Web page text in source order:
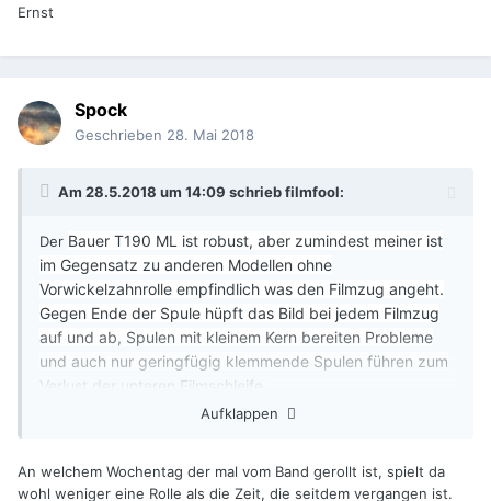
Ernst
Spock
Geschrieben 28. Mai 2018
Am 28.5.2018 um 14:09 schriebfilmfool:
Der Bauer T190 ML ist robust, aber zumindest meiner ist
im Gegensatz zu anderen Modellen ohne
Vorwickelzahnrolle empfindlich was den Filmzug angeht.
Gegen Ende der Spule hüpft das Bild bei jedem Filmzug
auf und ab, Spulen mit kleinem Kern bereiten Probleme
und auch nur geringfügig klemmende Spulen führen zum
Verlust der unteren Filmschleife.
Aufklappen
An welchem Wochentag der mal vom Band gerollt ist, spielt da
wohl weniger eine Rolle als die Zeit, die seitdem vergangen ist.